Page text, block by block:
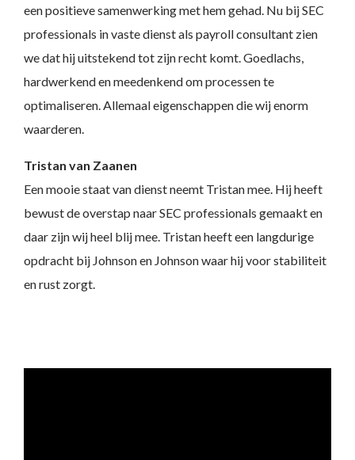
een positieve samenwerking met hem gehad. Nu bij SEC
professionals in vaste dienst als payroll consultant zien
we dat hij uitstekend tot zijn recht komt. Goedlachs,
hardwerkend en meedenkend om processen te
optimaliseren. Allemaal eigenschappen die wij enorm
waarderen.
Tristan van Zaanen
Een mooie staat van dienst neemt Tristan mee. Hij heeft
bewust de overstap naar SEC professionals gemaakt en
daar zijn wij heel blij mee. Tristan heeft een langdurige
opdracht bij Johnson en Johnson waar hij voor stabiliteit
en rust zorgt.